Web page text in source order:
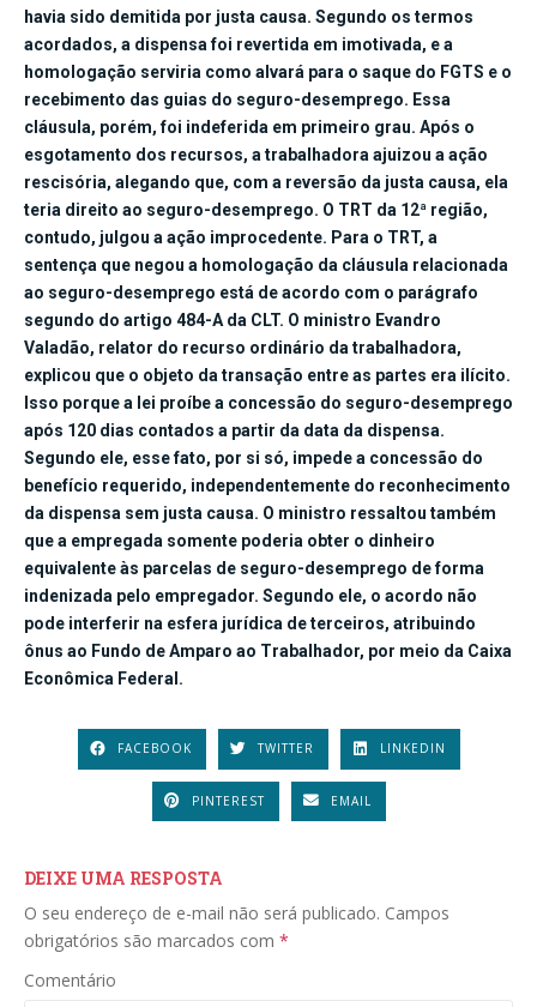
havia sido demitida por justa causa. Segundo os termos
acordados, a dispensa foi revertida em imotivada, e a
homologação serviria como alvará para o saque do FGTS e o
recebimento das guias do seguro-desemprego. Essa
cláusula, porém, foi indeferida em primeiro grau. Após o
esgotamento dos recursos, a trabalhadora ajuizou a ação
rescisória, alegando que, com a reversão da justa causa, ela
teria direito ao seguro-desemprego. O TRT da 12ª região,
contudo, julgou a ação improcedente. Para o TRT, a
sentença que negou a homologação da cláusula relacionada
ao seguro-desemprego está de acordo com o parágrafo
segundo do artigo 484-A da CLT. O ministro Evandro
Valadão, relator do recurso ordinário da trabalhadora,
explicou que o objeto da transação entre as partes era ilícito.
Isso porque a lei proíbe a concessão do seguro-desemprego
após 120 dias contados a partir da data da dispensa.
Segundo ele, esse fato, por si só, impede a concessão do
benefício requerido, independentemente do reconhecimento
da dispensa sem justa causa. O ministro ressaltou também
que a empregada somente poderia obter o dinheiro
equivalente às parcelas de seguro-desemprego de forma
indenizada pelo empregador. Segundo ele, o acordo não
pode interferir na esfera jurídica de terceiros, atribuindo
ônus ao Fundo de Amparo ao Trabalhador, por meio da Caixa
Econômica Federal.
FACEBOOK TWITTER LINKEDIN
PINTEREST EMAIL
DEIXE UMA RESPOSTA
O seu endereço de e-mail não será publicado. Campos
obrigatórios são marcados com *
Comentário